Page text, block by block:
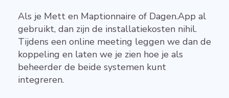
Als je Mett en Maptionnaire of Dagen.App al
gebruikt, dan zijn de installatiekosten nihil.
Tijdens een online meeting leggen we dan de
koppeling en laten we je zien hoe je als
beheerder de beide systemen kunt
integreren.